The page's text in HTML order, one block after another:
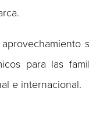
para las
e internacional.